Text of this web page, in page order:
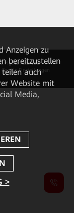
rights reserved.
Cookie Einstellungen
Anzeigen zu
bereitzustellen
auch
Website mit
Media,
>